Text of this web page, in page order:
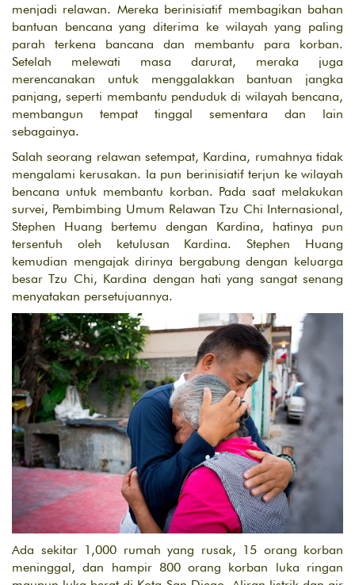
menjadi relawan. Mereka berinisiatif membagikan bahan
bantuan bencana yang diterima ke wilayah yang paling
parah terkena bancana dan membantu para korban.
Setelah melewati masa darurat, meraka juga
merencanakan untuk menggalakkan bantuan jangka
panjang, seperti membantu penduduk di wilayah bencana,
membangun tempat tinggal sementara dan lain
sebagainya.
Salah seorang relawan setempat, Kardina, rumahnya tidak
mengalami kerusakan. Ia pun berinisiatif terjun ke wilayah
bencana untuk membantu korban. Pada saat melakukan
survei, Pembimbing Umum Relawan Tzu Chi Internasional,
Stephen Huang bertemu dengan Kardina, hatinya pun
tersentuh oleh ketulusan Kardina. Stephen Huang
kemudian mengajak dirinya bergabung dengan keluarga
besar Tzu Chi, Kardina dengan hati yang sangat senang
menyatakan persetujuannya.
Ada sekitar 1,000 rumah yang rusak, 15 orang korban
meninggal, dan hampir 800 orang korban luka ringan